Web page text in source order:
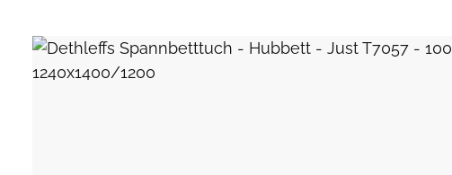
Bildergalerie überspringen